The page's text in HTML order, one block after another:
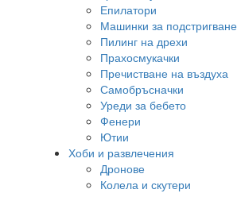
Епилатори
Машинки за подстригване
Пилинг на дрехи
Прахосмукачки
Пречистване на въздуха
Самобръсначки
Уреди за бебето
Фенери
Ютии
Хоби и развлечения
Дронове
Колела и скутери